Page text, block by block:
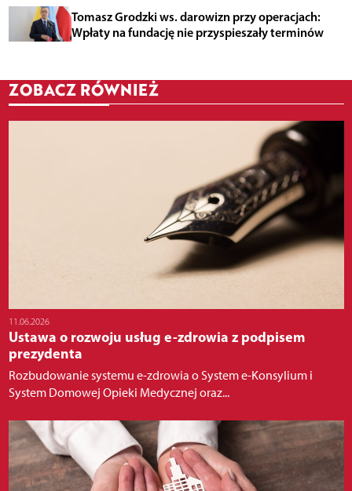
Tomasz Grodzki ws. darowizn przy operacjach:
Wpłaty na fundację nie przyspieszały terminów
ZOBACZ RÓWNIEŻ
11.06.2026
Ustawa o rozwoju usług e-zdrowia z podpisem
prezydenta
Rozbudowanie systemu e-zdrowia o System e-Konsylium i
System Domowej Opieki Medycznej oraz...